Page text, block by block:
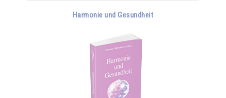
Harmonie und Gesundheit